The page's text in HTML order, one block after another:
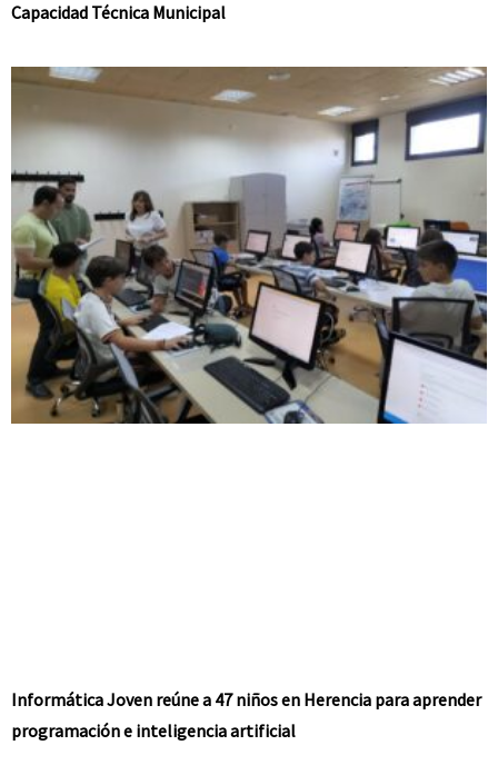
Capacidad Técnica Municipal
Informática Joven reúne a 47 niños en Herencia para aprender
programación e inteligencia artificial